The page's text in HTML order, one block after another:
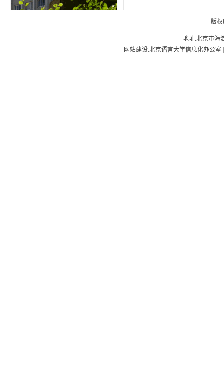
版
地址:北京市
网站建设:北京语言大学信息化办公